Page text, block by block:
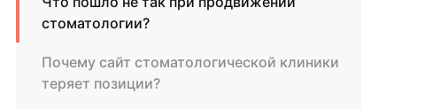
стоматологии?
Почему сайт стоматологической клиники
теряет позиции?